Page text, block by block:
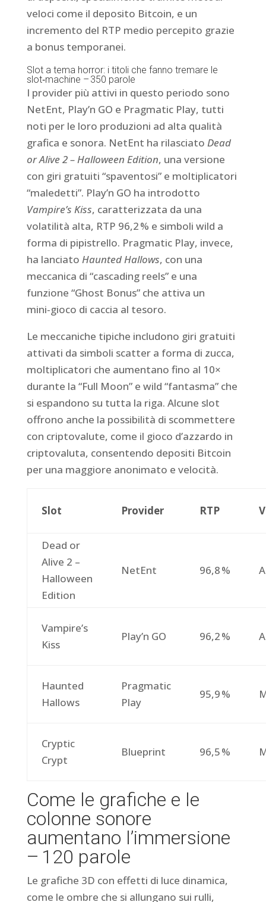
veloci come il deposito Bitcoin, e un
incremento del RTP medio percepito grazie
a bonus temporanei.
Slot a tema horror: i titoli che fanno tremare le
slot‑machine – 350 parole
I provider più attivi in questo periodo sono
NetEnt, Play’n GO e Pragmatic Play, tutti
noti per le loro produzioni ad alta qualità
grafica e sonora. NetEnt ha rilasciato Dead
or Alive 2 – Halloween Edition, una versione
con giri gratuiti “spaventosi” e moltiplicatori
“maledetti”. Play’n GO ha introdotto
Vampire’s Kiss, caratterizzata da una
volatilità alta, RTP 96,2 % e simboli wild a
forma di pipistrello. Pragmatic Play, invece,
ha lanciato Haunted Hallows, con una
meccanica di “cascading reels” e una
funzione “Ghost Bonus” che attiva un
mini‑gioco di caccia al tesoro.
Le meccaniche tipiche includono giri gratuiti
attivati da simboli scatter a forma di zucca,
moltiplicatori che aumentano fino al 10×
durante la “Full Moon” e wild “fantasma” che
si espandono su tutta la riga. Alcune slot
offrono anche la possibilità di scommettere
con criptovalute, come il gioco d’azzardo in
criptovaluta, consentendo depositi Bitcoin
per una maggiore anonimato e velocità.
Slot Provider RTP
Dead or
Alive 2 –
Halloween
Edition
NetEnt 96,8 %
Vampire’s
Kiss
Play’n GO 96,2 %
Haunted
Hallows
Pragmatic
Play
95,9 %
Cryptic
Crypt
Blueprint 96,5 %
Come le grafiche e le
colonne sonore
aumentano l’immersione
– 120 parole
Le grafiche 3D con effetti di luce dinamica,
come le ombre che si allungano sui rulli,